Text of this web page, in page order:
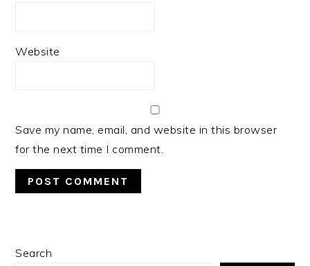
Website
Save my name, email, and website in this browser
for the next time I comment.
PRIMARY
Search